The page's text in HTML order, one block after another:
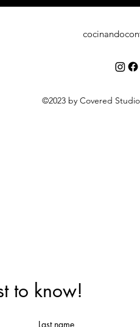
©2023 by Covered
to know!
Last name